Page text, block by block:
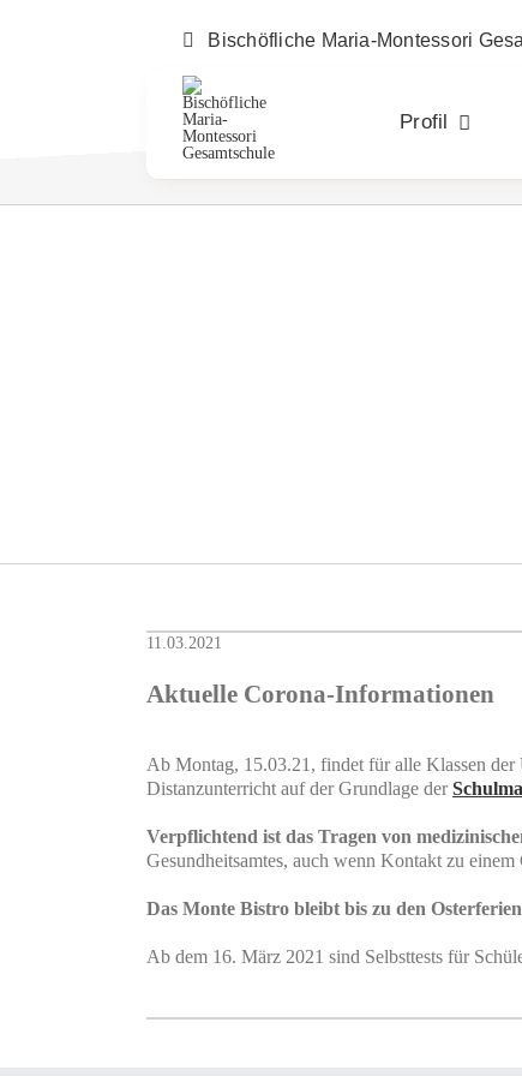
Bischöfliche Maria-Montessori
Profil
11.03.2021
Aktuelle Corona-Informationen
Ab Montag, 15.03.21, findet für alle Klassen der
Distanzunterricht auf der Grundlage der
Verpflichtend ist das Tragen von
Gesundheitsamtes, auch wenn Kontakt zu
Das Monte Bistro bleibt bis zu den Osterferien
Ab dem 16. März 2021 sind Selbsttests für